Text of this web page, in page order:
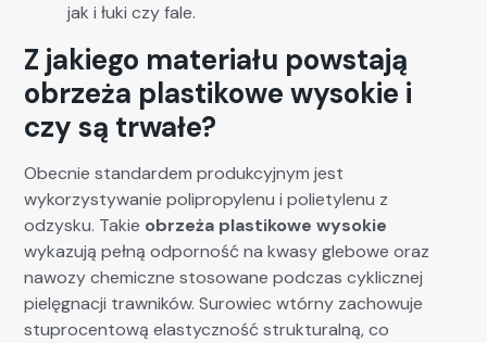
jak i łuki czy fale.
Z jakiego materiału powstają
obrzeża plastikowe wysokie i
czy są trwałe?
Obecnie standardem produkcyjnym jest
wykorzystywanie polipropylenu i polietylenu z
odzysku. Takie obrzeża plastikowe wysokie
wykazują pełną odporność na kwasy glebowe oraz
nawozy chemiczne stosowane podczas cyklicznej
pielęgnacji trawników. Surowiec wtórny zachowuje
stuprocentową elastyczność strukturalną, co